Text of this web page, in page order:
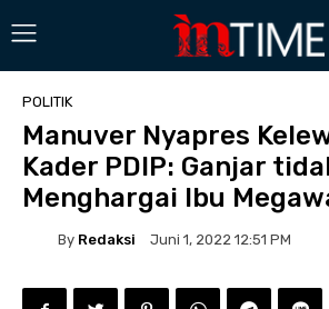
POLITIK
Manuver Nyapres
Kader PDIP: Ganjar
Menghargai Ibu
By Redaksi Juni 1, 2022 12:51 PM